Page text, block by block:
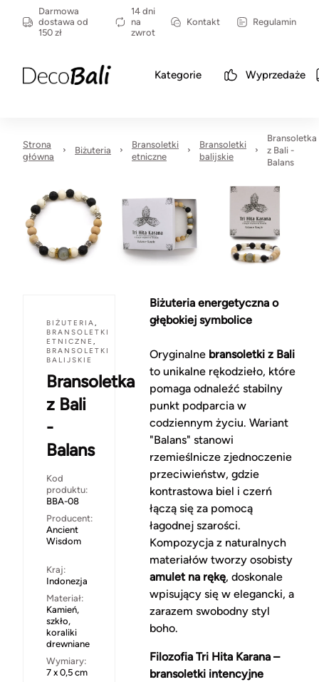
Darmowa
dostawa od
150 zł
14 dni
na
zwrot
Kontakt Regulamin
Kategorie Wyprzedaże
Strona
główna
Biżuteria
Bransoletki
etniczne
Bransoletki
balijskie
Bransoletka
z Bali -
Balans
BIŻUTERIA,
BRANSOLETKI
ETNICZNE ,
BRANSOLETKI
BALIJSKIE
Bransoletka
z Bali
-
Balans
Kod
produktu:
BBA-08
Producent:
Ancient
Wisdom
Kraj:
Indonezja
Materiał:
Kamień,
szkło,
koraliki
drewniane
Wymiary:
7 x 0,5 cm
Biżuteria energetyczna o
głębokiej symbolice
Oryginalne bransoletki z Bali
to unikalne rękodzieło, które
pomaga odnaleźć stabilny
punkt podparcia w
codziennym życiu. Wariant
"Balans" stanowi
rzemieślnicze zjednoczenie
przeciwieństw, gdzie
kontrastowa biel i czerń
łączą się za pomocą
łagodnej szarości.
Kompozycja z naturalnych
materiałów tworzy osobisty
amulet na rękę, doskonale
wpisujący się w elegancki, a
zarazem swobodny styl
boho.
Filozofia Tri Hita Karana –
bransoletki intencyjne